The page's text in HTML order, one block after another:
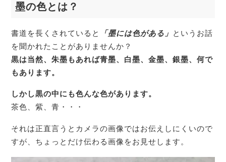
墨の色とは？
書道を長くされていると 「墨には色がある」
というお話
を聞かれたことがありませんか？
黒は当然、朱墨もあれば青墨、白墨、金墨、銀墨、何で
もあります。
しかし黒の中にも色んな色があります。
茶色、紫、青・・・
それは正直言うとカメラの画像ではお伝えしにくいので
すが、ちょっとだけ伝わる画像をお見せします。